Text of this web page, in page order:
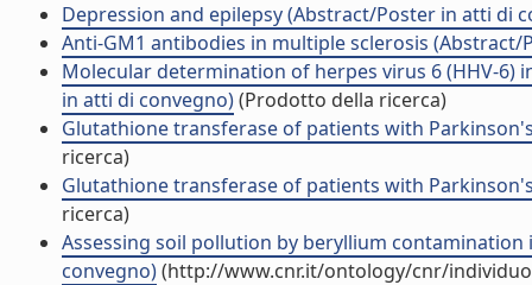
Depression and epilepsy (Abstract/Poster in atti di
Anti-GM1 antibodies in multiple sclerosis
Molecular determination of herpes virus 6 (HHV-6)
in atti di convegno)(Prodotto della ricerca)
Glutathione transferase of patients with
ricerca)
Glutathione transferase of patients with
ricerca)
Assessing soil pollution by beryllium
convegno)(http://www.cnr.it/ontology/cnr/